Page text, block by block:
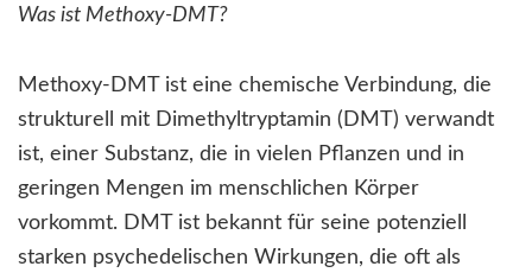
Was ist Methoxy-DMT?
Methoxy-DMT ist eine chemische Verbindung, die
strukturell mit Dimethyltryptamin (DMT) verwandt
ist, einer Substanz, die in vielen Pflanzen und in
geringen Mengen im menschlichen Körper
vorkommt. DMT ist bekannt für seine potenziell
starken psychedelischen Wirkungen, die oft als